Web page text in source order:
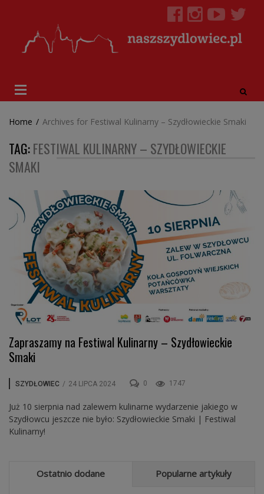
Home / Archives for Festiwal Kulinarny – Szydłowieckie Smaki
TAG:FESTIWAL KULINARNY – SZYDŁOWIECKIE
SMAKI
Zapraszamy na Festiwal Kulinarny – Szydłowieckie
Smaki
SZYDŁOWIEC / 24 LIPCA 2024 0 1747
Już 10 sierpnia nad zalewem kulinarne wydarzenie jakiego w
Szydłowcu jeszcze nie było: Szydłowieckie Smaki | Festiwal
Kulinarny!
Ostatnio dodane Popularne artykuły